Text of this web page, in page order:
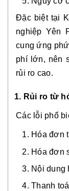
Đặc biệt tại
nghiệp Yên
cung ứng
phí lớn, nên
rủi ro cao.
1. Rủi ro từ
Các lỗi phổ
Hóa đơn
Hóa đơn
Nội dung
Thanh